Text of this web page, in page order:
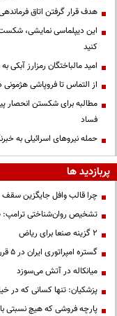
هدف قرار گرفتن اتاق‌
این دیپلماسی نمایشی،
کنید
امید مالباختگان رمزارز
از التماس تا فروپاشی هژمونی
مطالبه برای شکستن انحصار
فساد
حمله نیروهای اسرائیلی به
پربازدید ها
چرا قالب وافل جایگزین
تشخیص روان‌شناختی
۲ گزینه صنعا برای ریاض
گستره امپراتوری ایران در ۵ قرن پیش از میلاد؛ تصویری از ایران ۲۵ قرن پیش
میانکاله در آتش می‌سوزد
پزشکیان: تنها کسانی که در
پارچه فروشی که هیچ نسبتی با